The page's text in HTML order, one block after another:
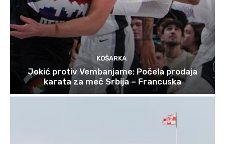
KOŠARKA
Jokić protiv Vembanjame: Počela prodaja
karata za meč Srbija – Francuska